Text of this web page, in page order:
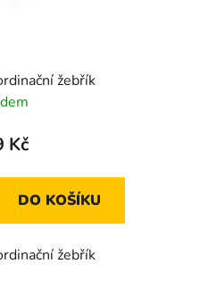
žebřík
Kč
DO KOŠÍKU
žebřík